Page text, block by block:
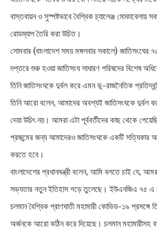
বাস্তবায়ন ও সুস্পষ্টভাবে বৈশ্বিক চ্যালেঞ্জ
রোডম্যাপ তৈরি করা উচিত।
সোমবার (বাংলাদেশ সময় মঙ্গলবার সকালে) জাতিসংঘের
দপ্তরে শুরু হওয়া জাতিসংঘ সাধারণ পরিষদের বিশেষ
তিনি জাতিসংঘকে দুর্বল করে এমন ভূ-রাজনৈতিক
তিনি আরো বলেন, আমাদের অবশ্যই জাতিসংঘকে দুর্বল
দেয়া উচিৎ নয়। আমরা এটা পূর্ববর্তীদের কাছ থেকে
প্রজন্মের জন্য আমাদেরও জাতিসংঘকে একটি সত্যিকার
করতে হবে।
বাংলাদেশের প্রধানমন্ত্রী বলেন, আমি বলতে চাই যে,
সভ্যতার নতুন ইতিহাস গড়ে তুলেছে। ইউএনজিএ ৭৫ এ
চলমান বৈশ্বিক প্রাণঘাতী মহামারী কোভিড-১৯
অর্জনকে আরো কঠিন করে দিয়েছে। চলমান মহামারীসহ